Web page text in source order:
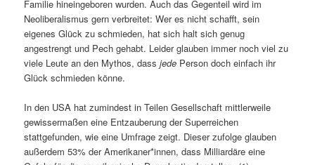
Familie hineingeboren wurden. Auch das Gegenteil wird im
Neoliberalismus gern verbreitet: Wer es nicht schafft, sein
eigenes Glück zu schmieden, hat sich halt sich genug
angestrengt und Pech gehabt. Leider glauben immer noch viel zu
viele Leute an den Mythos, dassjede Person doch einfach ihr
Glück schmieden könne.
In den USA hat zumindest in Teilen Gesellschaft mittlerweile
gewissermaßen eine Entzauberung der Superreichen
stattgefunden, wie eine Umfrage zeigt. Dieser zufolge glauben
außerdem 53% der Amerikaner*innen, dass Milliardäre eine